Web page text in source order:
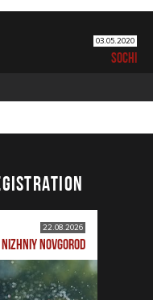
03.05.2020
SOCHI
22.08.2026
NIZHNIY NOVGOROD